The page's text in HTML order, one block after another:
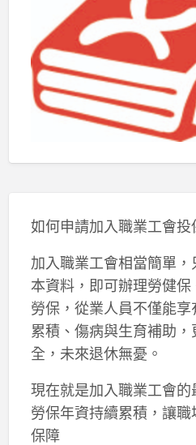
如何申請加入職業工會投
加入職業工會相當簡單
本資料，即可辦理勞健
勞保，從業人員不僅能
累積、傷病與生育補助
全，未來退休無憂。
現在就是加入職業工會
勞保年資持續累積，讓
保障